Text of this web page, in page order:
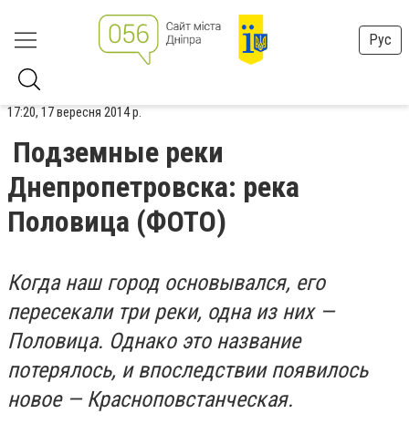
Рус
17:20, 17 вересня 2014 р.
Подземные реки
Днепропетровска: река
Половица (ФОТО)
Когда наш город основывался, его
пересекали три реки, одна из них —
Половица. Однако это название
потерялось, и впоследствии появилось
новое — Красноповстанческая.